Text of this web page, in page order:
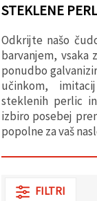
podobne
tehnologije,
zagotovimo
pravilno
delovanje
spletnega
mesta,
izboljšamo
vašo
uporabniško
izkušnjo ter
z vašim
prikazujemo
ustreznejše
STEKLENE
Odkrijte našo
barvanjem, vsaka
ponudbo
učinkom,
steklenih perlic
izbiro posebej
popolne za vaš
FILTRI